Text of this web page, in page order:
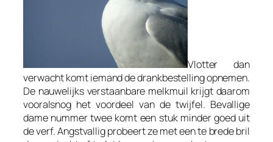
Vlotter dan
verwacht komt iemand de drankbestelling opnemen.
De nauwelijks verstaanbare melkmuil krijgt daarom
vooralsnog het voordeel van de twijfel. Bevallige
dame nummer twee komt een stuk minder goed uit
de verf. Angstvallig probeert ze met een te brede bril